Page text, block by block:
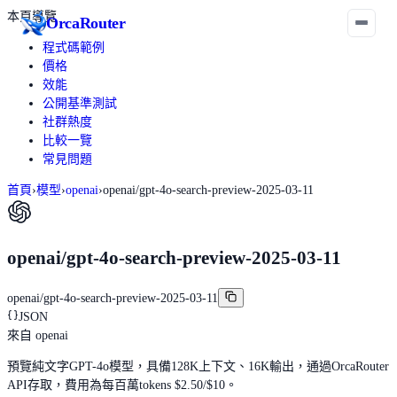
OrcaRouter
本頁導覽
程式碼範例
價格
效能
公開基準測試
社群熱度
比較一覽
常見問題
首頁 ›模型›openai›openai/gpt-4o-search-preview-2025-03-11
openai/gpt-4o-search-preview-2025-03-11
openai/gpt-4o-search-preview-2025-03-11
JSON
來自 openai
預覽純文字GPT-4o模型，具備128K上下文、16K輸出，通過OrcaRouter
API存取，費用為每百萬tokens $2.50/$10。